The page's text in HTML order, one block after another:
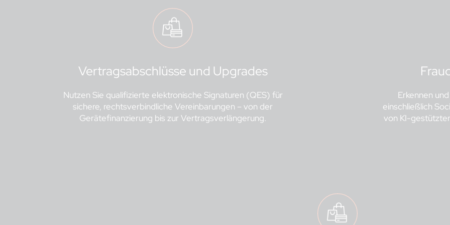
Vertragsabschlüsse und Upgrades
Nutzen Sie qualifizierte elektronische Signaturen (QES) für
sichere, rechtsverbindliche Vereinbarungen – von der
Gerätefinanzierung bis zur Vertragsverlängerung.
Erkennen
einschließlich
von KI-